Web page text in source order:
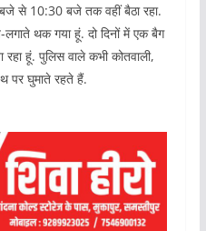
से 10:30 बजे तक वहीं बैठा रहा.
थक गया हूं. दो दिनों में एक बैग
हूं. पुलिस वाले कभी कोतवाली,
पर घुमाते रहते हैं.